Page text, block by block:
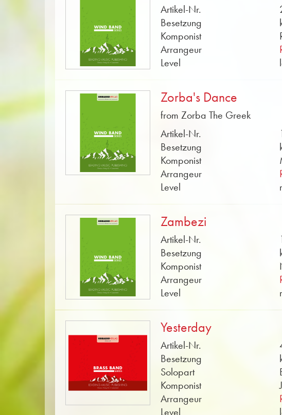
Artikel-Nr.
Besetzung
Komponist
Arrangeur
Level
Zorba's Dance
from Zorba The Greek
Artikel-Nr.
Besetzung
Komponist
Arrangeur
Level
Zambezi
Artikel-Nr.
Besetzung
Komponist
Arrangeur
Level
Yesterday
Artikel-Nr.
Besetzung
Solopart
Komponist
Arrangeur
Level